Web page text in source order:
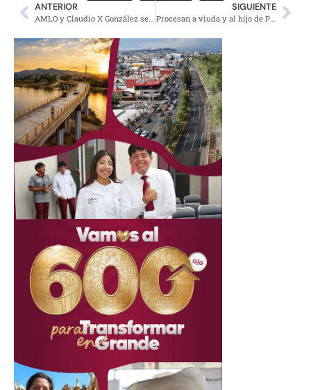
ANTERIOR
AMLO y Claudio X González se abrazaron y hablaron de béisbol
SIGUIENTE
Procesan a viuda y al hijo de Pablo Escobar Gaviria por lavado de dinero